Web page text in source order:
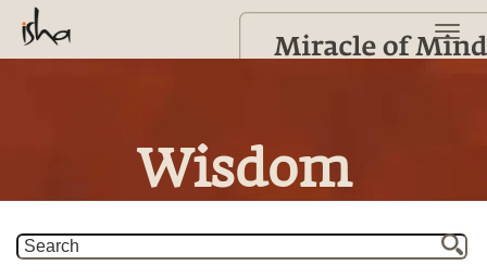
Wisdom